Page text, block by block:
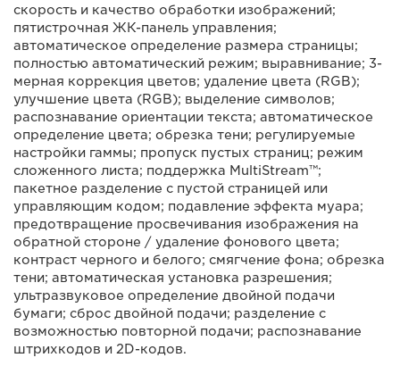
скорость и качество обработки изображений;
пятистрочная ЖК-панель управления;
автоматическое определение размера страницы;
полностью автоматический режим; выравнивание; 3-
мерная коррекция цветов; удаление цвета (RGB);
улучшение цвета (RGB); выделение символов;
распознавание ориентации текста; автоматическое
определение цвета; обрезка тени; регулируемые
настройки гаммы; пропуск пустых страниц; режим
сложенного листа; поддержка MultiStream™;
пакетное разделение с пустой страницей или
управляющим кодом; подавление эффекта муара;
предотвращение просвечивания изображения на
обратной стороне / удаление фонового цвета;
контраст черного и белого; смягчение фона; обрезка
тени; автоматическая установка разрешения;
ультразвуковое определение двойной подачи
бумаги; сброс двойной подачи; разделение с
возможностью повторной подачи; распознавание
штрихкодов и 2D-кодов.